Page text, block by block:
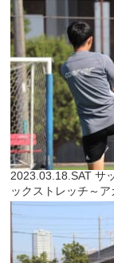
2023.03.18.SAT サ
ックストレッチ～